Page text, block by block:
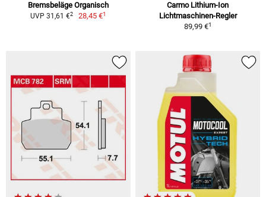
Bremsbeläge Organisch
UVP 31,61 €2 28,45 €1
Carmo Lithium-Ion
Lichtmaschinen-Regler
89,99 €1